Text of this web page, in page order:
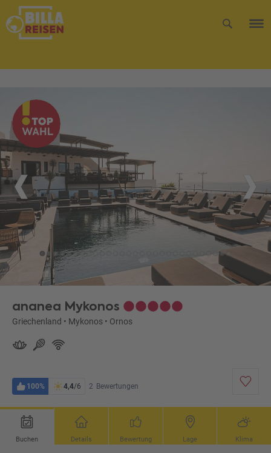
ananea Mykonos
Griechenland • Mykonos • Ornos
100% 4,4/6 2 Bewertungen
Buchen Details Bewertung Lage Klima